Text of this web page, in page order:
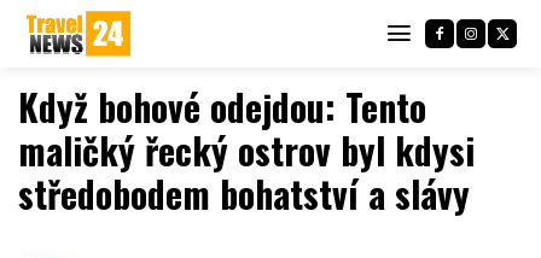
Když bohové odejdou: Tento
maličký řecký ostrov byl kdysi
středobodem bohatství a slávy